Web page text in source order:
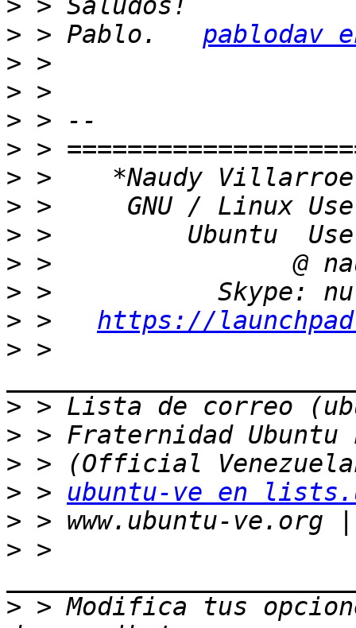
>
> > Pablo. pablodav
>
>
>
>
>
>
>
>
>
> > https://
> >
>
>
>
> > ubuntu-ve en
>
> >
> > Modifica tus